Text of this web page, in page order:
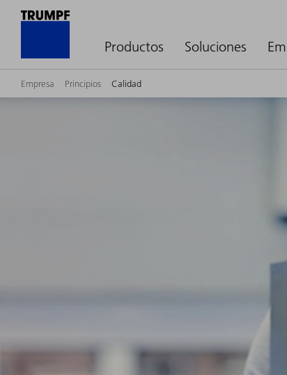
Productos Soluciones
Empresa Principios Calidad